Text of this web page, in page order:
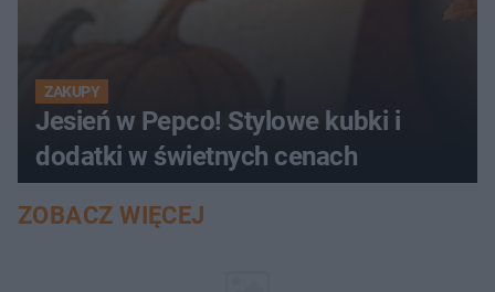
ZAKUPY
Jesień w Pepco! Stylowe kubki i
dodatki w świetnych cenach
ZOBACZ WIĘCEJ